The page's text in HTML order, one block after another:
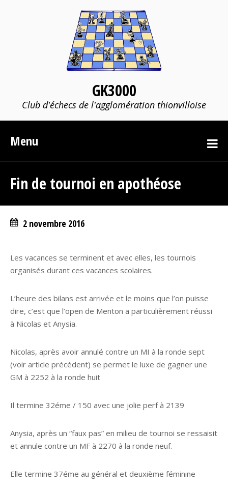
GK3000
Club d'échecs de l'agglomération thionvilloise
Menu
Fin de tournoi en apothéose
2 novembre 2016
Les vacances se terminent et avec elles, les tournois
organisés durant ces vacances scolaires.
L’heure des bilans est arrivée et le moins que l’on puisse
dire, c’est que l’open de Menton a particulièrement réussi
à Nicolas et Anysia.
Nicolas, après avoir annulé contre un MI à la ronde sept
(voir article précédent) se permet le luxe de gagner une
GM à 2252 à la ronde huit
Il termine 32éme / 150 avec une jolie perf à 2139
Anysia, après un “faux pas” en milieu de tournoi se ressaisit
et annule contre un MF à 2270 à la ronde neuf.
Elle termine 37éme au général et deuxième féminine